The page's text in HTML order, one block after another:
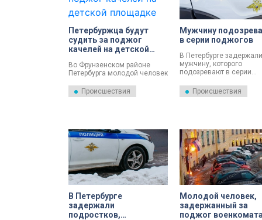
Петербуржца будут
судить за поджог
качелей на детской
Во Фрунзенском районе
Петербурга молодой человек
Теперь его будут судить за
вандализм.
Происшествия
Мужчину
в серии поджогов
В Петербурге задержали
мужчину, которого
подозревают в серии
произошли на этой
Происшествия
В Петербурге
задержали
подростков,
Молодой человек,
задержанный за
поджог военкомата